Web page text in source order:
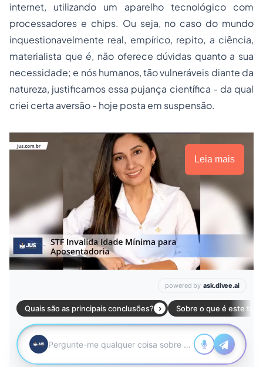
internet, utilizando um aparelho tecnológico com
processadores e chips. Ou seja, no caso do mundo
inquestionavelmente real, empírico, repito, a ciência,
materialista que é, não oferece dúvidas quanto a sua
necessidade; e nós humanos, tão vulneráveis diante da
natureza, justificamos essa pujança científica - da qual
criei certa aversão - hoje posta em suspensão.
Leia mais